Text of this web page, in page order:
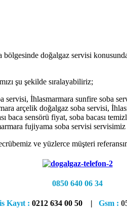
doğalgaz servisi
şu şekilde sıralayabiliriz;
İhlasmarmara sunfire soba
arçelik doğalgaz soba servisi,
baca sensörü fiyat, soba bacası
fujiyama soba servisi
ve yüzlerce müşteri
0850 640 06 34
Kayıt : 0212 634 00 50 | Gsm :